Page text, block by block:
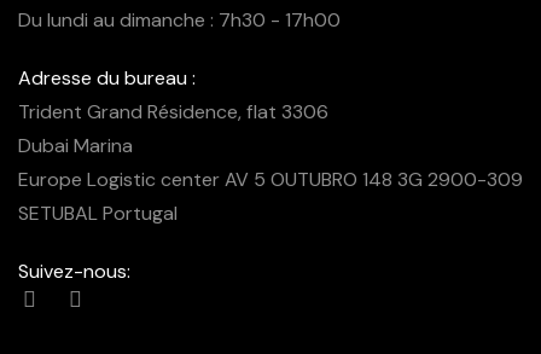
Du lundi au dimanche : 7h30 - 17h00
Adresse du bureau :
Trident Grand Résidence, flat 3306
Dubai Marina
Europe Logistic center AV 5 OUTUBRO 148 3G 2900-309
SETUBAL Portugal
Suivez-nous: